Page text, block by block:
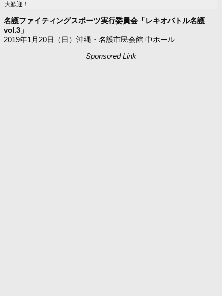
大歓迎！
名護ファイティングスポーツ実行委員会「レキオバトル名護
vol.3」
2019年1月20日（日）沖縄・名護市民会館 中ホール
Sponsored Link